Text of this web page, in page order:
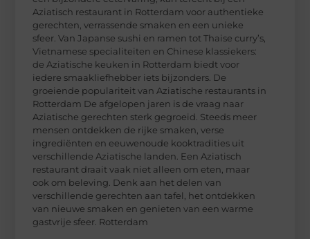
Aziatisch restaurant in Rotterdam voor authentieke
gerechten, verrassende smaken en een unieke
sfeer. Van Japanse sushi en ramen tot Thaise curry’s,
Vietnamese specialiteiten en Chinese klassiekers:
de Aziatische keuken in Rotterdam biedt voor
iedere smaakliefhebber iets bijzonders. De
groeiende populariteit van Aziatische restaurants in
Rotterdam De afgelopen jaren is de vraag naar
Aziatische gerechten sterk gegroeid. Steeds meer
mensen ontdekken de rijke smaken, verse
ingrediënten en eeuwenoude kooktradities uit
verschillende Aziatische landen. Een Aziatisch
restaurant draait vaak niet alleen om eten, maar
ook om beleving. Denk aan het delen van
verschillende gerechten aan tafel, het ontdekken
van nieuwe smaken en genieten van een warme
gastvrije sfeer. Rotterdam